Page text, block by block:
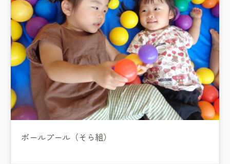
ボールプール（そら組）